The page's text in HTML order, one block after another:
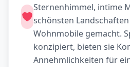
Sternenhimmel, intime
schönsten
Wohnmobile gemacht.
konzipiert, bieten sie
Annehmlichkeiten für